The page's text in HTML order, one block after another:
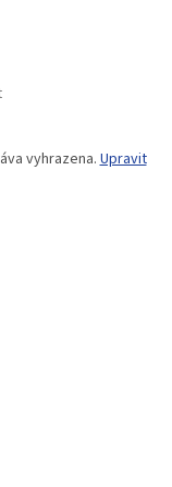
vyhrazena. Upravit